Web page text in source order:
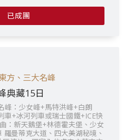
已成團
方、三大名峰
典藏15日
峰：少女峰+馬特洪峰+白朗
車+冰河列車或瑞士國鐵+ICE快
：新天鵝堡+林德霍夫堡、少女
曼蒂克大道、四大美湖秘境、